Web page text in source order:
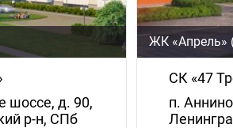
шоссе, д. 90,
р-н, СПб
ЖК «Апрель»
СК «47
п.